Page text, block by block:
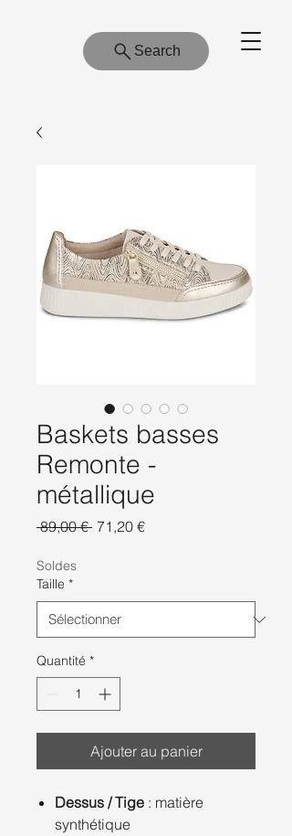
Search
Baskets basses
Remonte -
métallique
89,00 € Prix
71,20 €Prix
Soldes
Taille *
Quantité *
Ajouter au panier
Dessus / Tige : matière
synthétique